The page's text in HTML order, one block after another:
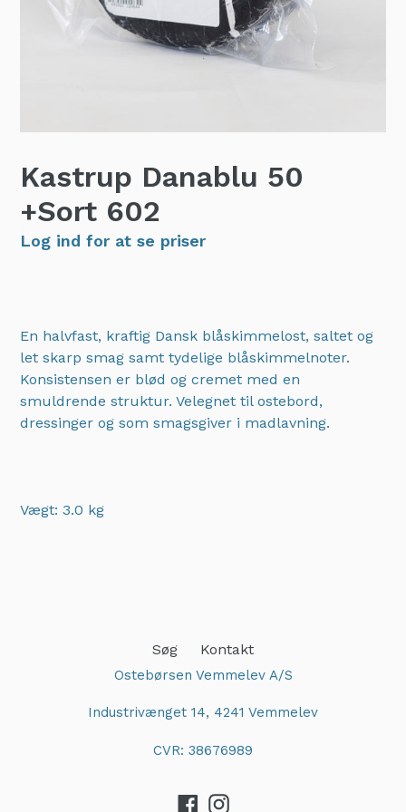
Kastrup Danablu 50
+Sort 602
Log ind for at se priser
En halvfast, kraftig Dansk blåskimmelost, saltet og
let skarp smag samt tydelige blåskimmelnoter.
Konsistensen er blød og cremet med en
smuldrende struktur. Velegnet til ostebord,
dressinger og som smagsgiver i madlavning.
Vægt: 3.0 kg
Søg Kontakt
Ostebørsen Vemmelev A/S
Industrivænget 14, 4241 Vemmelev
CVR: 38676989
Facebook
Instagram